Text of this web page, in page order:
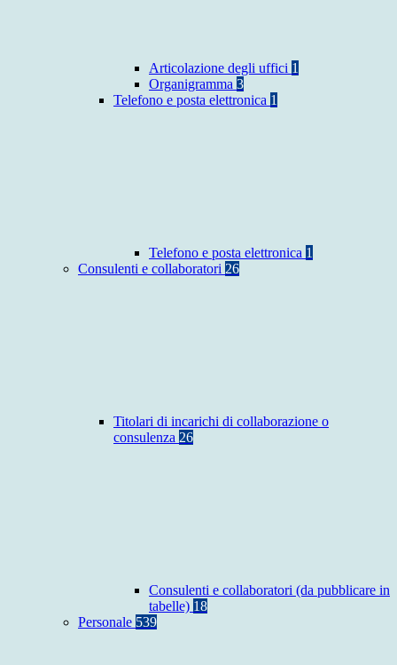
Articolazione degli uffici 1
Organigramma 3
Telefono e posta elettronica 1
Telefono e posta elettronica 1
Consulenti e collaboratori 26
Titolari di incarichi di collaborazione o
consulenza 26
Consulenti e collaboratori (da pubblicare in
tabelle) 18
Personale 539